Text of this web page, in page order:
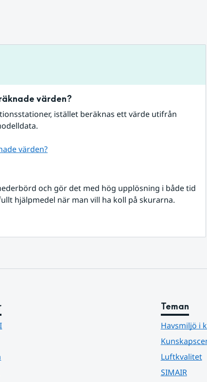
värden?
istället beräknas ett värde utifrån
värden?
och gör det med hög upplösning i både tid
hjälpmedel när man vill ha koll på skurarna.
Teman
Havsmiljö i
Luftkvalitet
SIMAIR